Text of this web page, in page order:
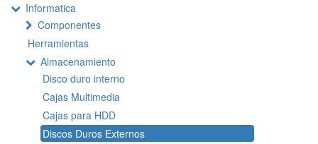
Informatica
Componentes
Herramientas
Almacenamiento
Disco duro interno
Cajas Multimedia
Cajas para HDD
Discos Duros Externos